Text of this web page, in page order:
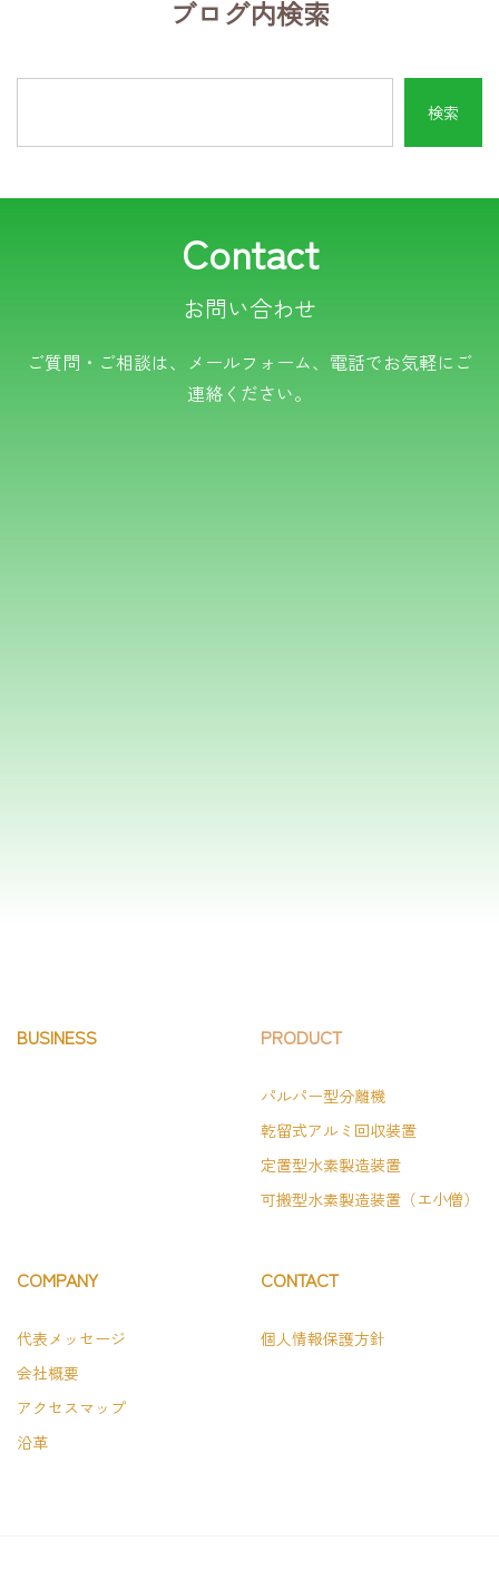
ブログ内検索
Contact
お問い合わせ
ご質問・ご相談は、メールフォーム、電話でお気軽にご
連絡ください。
電話でのお問い合わせ
BUSINESS PRODUCT
パルパー型分離機
乾留式アルミ回収装置
定置型水素製造装置
可搬型水素製造装置（エ小僧）
COMPANY
代表メッセージ
会社概要
アクセスマップ
沿革
CONTACT
個人情報保護方針